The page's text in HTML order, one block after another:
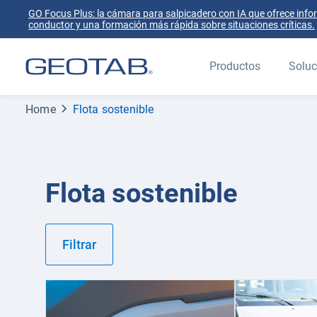
GO Focus Plus: la cámara para salpicadero con IA que ofrece
conductor y una formación más rápida sobre situaciones críticas.
Productos
Home Flota sostenible
Flota sostenible
Filtrar